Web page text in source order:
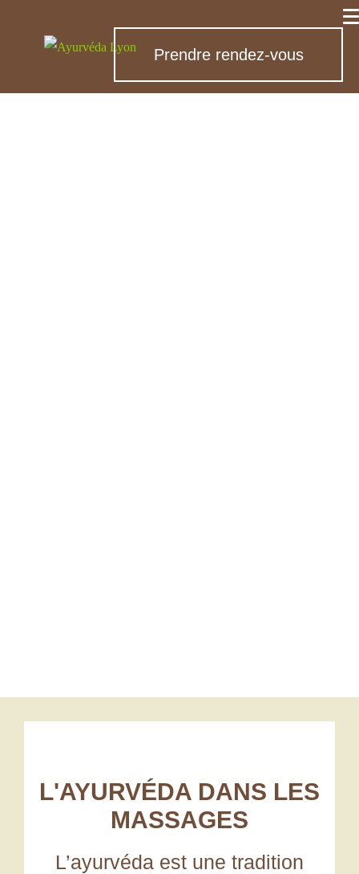
Prendre rendez-vous
L'AYURVÉDA DANS LES
MASSAGES
L’ayurvéda est une tradition